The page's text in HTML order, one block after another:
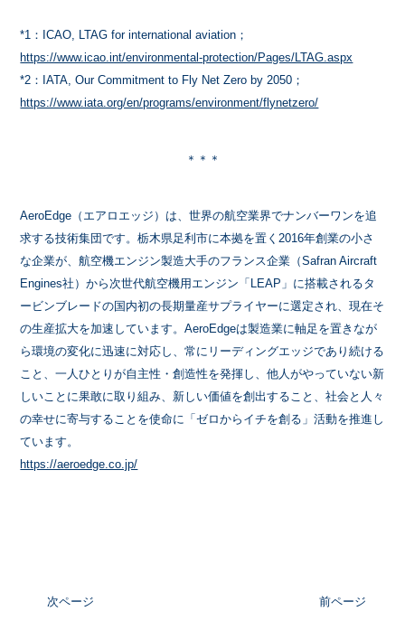
*1：ICAO, LTAG for international aviation；
https://www.icao.int/environmental-protection/Pages/LTAG.aspx
*2：IATA, Our Commitment to Fly Net Zero by 2050；
https://www.iata.org/en/programs/environment/flynetzero/
＊＊＊
AeroEdge（エアロエッジ）は、世界の航空業界でナンバーワンを追
求する技術集団です。栃木県足利市に本拠を置く2016年創業の小さ
な企業が、航空機エンジン製造大手のフランス企業（Safran Aircraft
Engines社）から次世代航空機用エンジン「LEAP」に搭載されるタ
ービンブレードの国内初の長期量産サプライヤーに選定され、現在そ
の生産拡大を加速しています。AeroEdgeは製造業に軸足を置きなが
ら環境の変化に迅速に対応し、常にリーディングエッジであり続ける
こと、一人ひとりが自主性・創造性を発揮し、他人がやっていない新
しいことに果敢に取り組み、新しい価値を創出すること、社会と人々
の幸せに寄与することを使命に「ゼロからイチを創る」活動を推進し
ています。
https://aeroedge.co.jp/
前ページ
次ページ